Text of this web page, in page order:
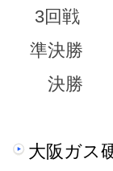
3回戦 7
準決勝 7
決勝 7月
大阪ガス